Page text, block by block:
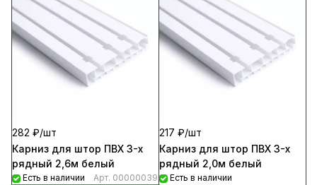
282 ₽/шт
Карниз для штор ПВХ 3-х
рядный 2,6м белый
Есть в наличии Арт. 00000039
217 ₽/шт
Карниз для штор ПВХ 3-х
рядный 2,0м белый
Есть в наличии